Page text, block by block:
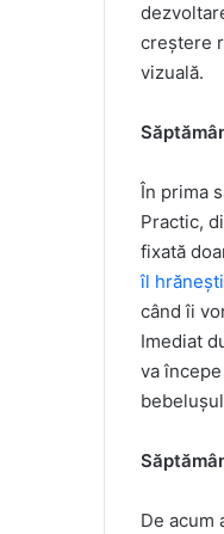
creștere
vizuală.
În prima
Practic,
fixată
îl hrănești
când îi
Imediat
va
De acum